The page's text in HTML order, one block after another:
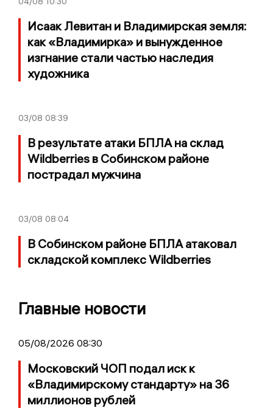
Исаак Левитан и Владимирская земля:
как «Владимирка» и вынужденное
изгнание стали частью наследия
художника
03/08 08:39
В результате атаки БПЛА на склад
Wildberries в Собинском районе
пострадал мужчина
03/08 08:04
В Собинском районе БПЛА атаковал
складской комплекс Wildberries
Главные новости
05/08/2026 08:30
Московский ЧОП подал иск к
«Владимирскому стандарту» на 36
миллионов рублей